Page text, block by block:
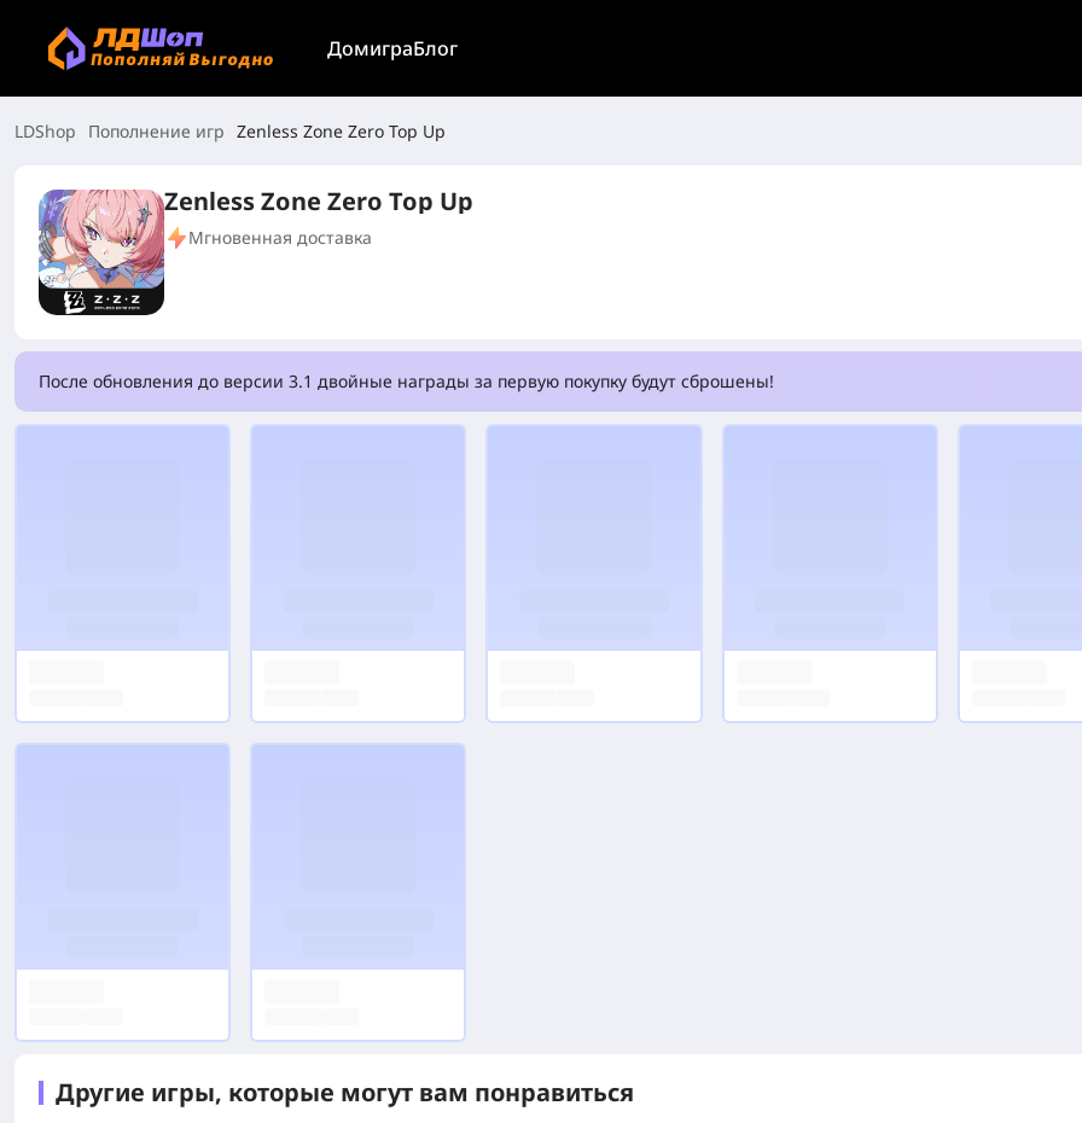
ДомиграБлог
LDShop Пополнение игр Zenless Zone Zero Top Up
Zenless Zone Zero Top Up
Мгновенная доставка
После обновления до версии 3.1 двойные награды за первую покупку будут сброшены!
Другие игры, которые могут вам понравиться